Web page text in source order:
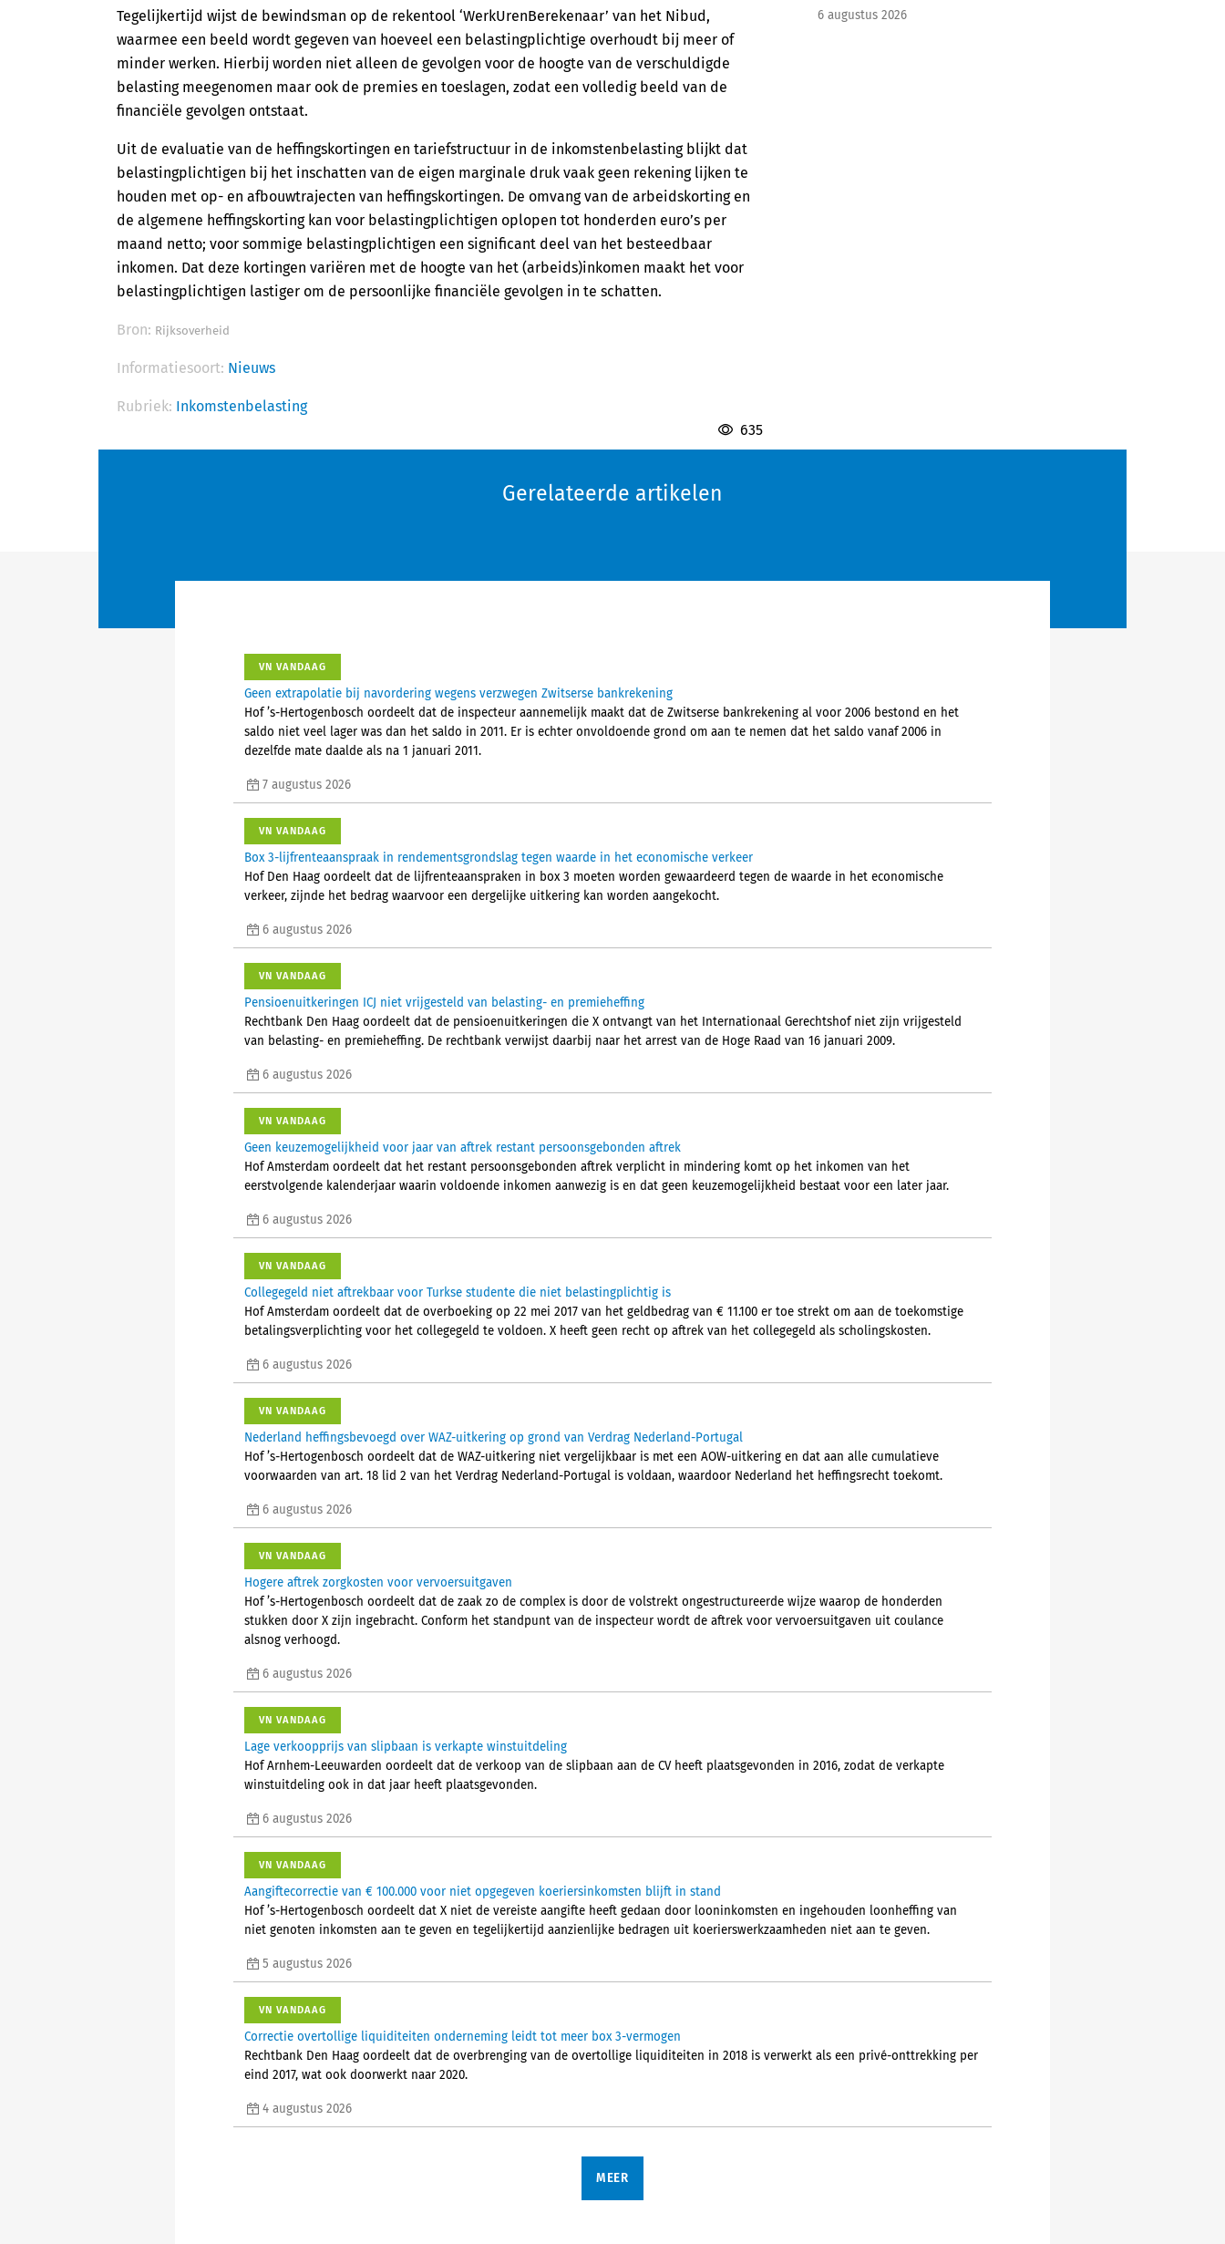
Tegelijkertijd wijst de bewindsman op de rekentool ‘WerkUrenBerekenaar’ van het Nibud,
waarmee een beeld wordt gegeven van hoeveel een belastingplichtige overhoudt bij meer of
minder werken. Hierbij worden niet alleen de gevolgen voor de hoogte van de verschuldigde
belasting meegenomen maar ook de premies en toeslagen, zodat een volledig beeld van de
financiële gevolgen ontstaat.
Uit de evaluatie van de heffingskortingen en tariefstructuur in de inkomstenbelasting blijkt dat
belastingplichtigen bij het inschatten van de eigen marginale druk vaak geen rekening lijken te
houden met op- en afbouwtrajecten van heffingskortingen. De omvang van de arbeidskorting en
de algemene heffingskorting kan voor belastingplichtigen oplopen tot honderden euro’s per
maand netto; voor sommige belastingplichtigen een significant deel van het besteedbaar
inkomen. Dat deze kortingen variëren met de hoogte van het (arbeids)inkomen maakt het voor
belastingplichtigen lastiger om de persoonlijke financiële gevolgen in te schatten.
Bron: Rijksoverheid
Informatiesoort: Nieuws
Rubriek: Inkomstenbelasting
635
6 augustus 2026
Gerelateerde artikelen
VN VANDAAG
Geen extrapolatie bij navordering wegens verzwegen Zwitserse bankrekening
Hof ’s-Hertogenbosch oordeelt dat de inspecteur aannemelijk maakt dat de Zwitserse bankrekening al voor 2006 bestond en het
saldo niet veel lager was dan het saldo in 2011. Er is echter onvoldoende grond om aan te nemen dat het saldo vanaf 2006 in
dezelfde mate daalde als na 1 januari 2011.
7 augustus 2026
VN VANDAAG
Box 3-lijfrenteaanspraak in rendementsgrondslag tegen waarde in het economische verkeer
Hof Den Haag oordeelt dat de lijfrenteaanspraken in box 3 moeten worden gewaardeerd tegen de waarde in het economische
verkeer, zijnde het bedrag waarvoor een dergelijke uitkering kan worden aangekocht.
6 augustus 2026
VN VANDAAG
Pensioenuitkeringen ICJ niet vrijgesteld van belasting- en premieheffing
Rechtbank Den Haag oordeelt dat de pensioenuitkeringen die X ontvangt van het Internationaal Gerechtshof niet zijn vrijgesteld
van belasting- en premieheffing. De rechtbank verwijst daarbij naar het arrest van de Hoge Raad van 16 januari 2009.
6 augustus 2026
VN VANDAAG
Geen keuzemogelijkheid voor jaar van aftrek restant persoonsgebonden aftrek
Hof Amsterdam oordeelt dat het restant persoonsgebonden aftrek verplicht in mindering komt op het inkomen van het
eerstvolgende kalenderjaar waarin voldoende inkomen aanwezig is en dat geen keuzemogelijkheid bestaat voor een later jaar.
6 augustus 2026
VN VANDAAG
Collegegeld niet aftrekbaar voor Turkse studente die niet belastingplichtig is
Hof Amsterdam oordeelt dat de overboeking op 22 mei 2017 van het geldbedrag van € 11.100 er toe strekt om aan de toekomstige
betalingsverplichting voor het collegegeld te voldoen. X heeft geen recht op aftrek van het collegegeld als scholingskosten.
6 augustus 2026
VN VANDAAG
Nederland heffingsbevoegd over WAZ-uitkering op grond van Verdrag Nederland-Portugal
Hof ’s-Hertogenbosch oordeelt dat de WAZ-uitkering niet vergelijkbaar is met een AOW-uitkering en dat aan alle cumulatieve
voorwaarden van art. 18 lid 2 van het Verdrag Nederland-Portugal is voldaan, waardoor Nederland het heffingsrecht toekomt.
6 augustus 2026
VN VANDAAG
Hogere aftrek zorgkosten voor vervoersuitgaven
Hof ’s-Hertogenbosch oordeelt dat de zaak zo de complex is door de volstrekt ongestructureerde wijze waarop de honderden
stukken door X zijn ingebracht. Conform het standpunt van de inspecteur wordt de aftrek voor vervoersuitgaven uit coulance
alsnog verhoogd.
6 augustus 2026
VN VANDAAG
Lage verkoopprijs van slipbaan is verkapte winstuitdeling
Hof Arnhem-Leeuwarden oordeelt dat de verkoop van de slipbaan aan de CV heeft plaatsgevonden in 2016, zodat de verkapte
winstuitdeling ook in dat jaar heeft plaatsgevonden.
6 augustus 2026
VN VANDAAG
Aangiftecorrectie van € 100.000 voor niet opgegeven koeriersinkomsten blijft in stand
Hof ’s-Hertogenbosch oordeelt dat X niet de vereiste aangifte heeft gedaan door looninkomsten en ingehouden loonheffing van
niet genoten inkomsten aan te geven en tegelijkertijd aanzienlijke bedragen uit koerierswerkzaamheden niet aan te geven.
5 augustus 2026
VN VANDAAG
Correctie overtollige liquiditeiten onderneming leidt tot meer box 3-vermogen
Rechtbank Den Haag oordeelt dat de overbrenging van de overtollige liquiditeiten in 2018 is verwerkt als een privé-onttrekking per
eind 2017, wat ook doorwerkt naar 2020.
4 augustus 2026
MEER